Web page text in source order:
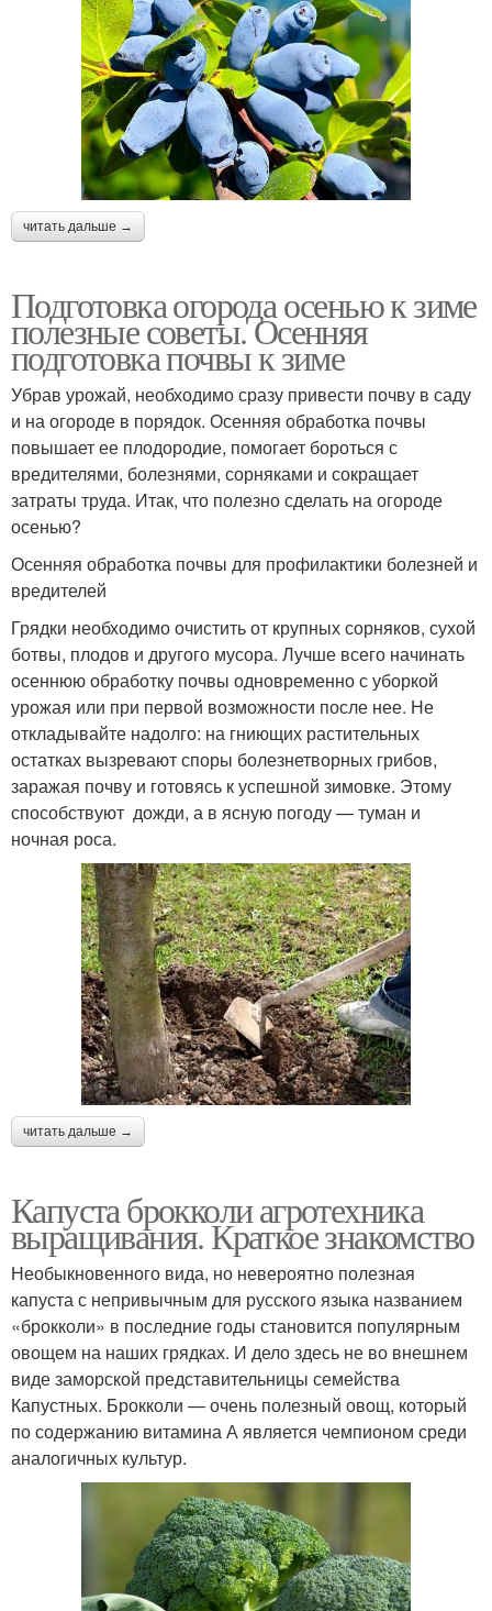
читать дальше →
Подготовка огорода осенью к зиме
полезные советы. Осенняя
подготовка почвы к зиме
Убрав урожай, необходимо сразу привести почву в саду
и на огороде в порядок. Осенняя обработка почвы
повышает ее плодородие, помогает бороться с
вредителями, болезнями, сорняками и сокращает
затраты труда. Итак, что полезно сделать на огороде
осенью?
Осенняя обработка почвы для профилактики болезней и
вредителей
Грядки необходимо очистить от крупных сорняков, сухой
ботвы, плодов и другого мусора. Лучше всего начинать
осеннюю обработку почвы одновременно с уборкой
урожая или при первой возможности после нее. Не
откладывайте надолго: на гниющих растительных
остатках вызревают споры болезнетворных грибов,
заражая почву и готовясь к успешной зимовке. Этому
способствуют дожди, а в ясную погоду — туман и
ночная роса.
читать дальше →
Капуста брокколи агротехника
выращивания. Краткое знакомство
Необыкновенного вида, но невероятно полезная
капуста с непривычным для русского языка названием
«брокколи» в последние годы становится популярным
овощем на наших грядках. И дело здесь не во внешнем
виде заморской представительницы семейства
Капустных. Брокколи — очень полезный овощ, который
по содержанию витамина А является чемпионом среди
аналогичных культур.